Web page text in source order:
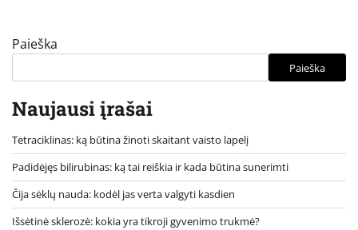
Paieška
Paieška
Naujausi įrašai
Tetraciklinas: ką būtina žinoti skaitant vaisto lapelį
Padidėjęs bilirubinas: ką tai reiškia ir kada būtina sunerimti
Čija sėklų nauda: kodėl jas verta valgyti kasdien
Išsėtinė sklerozė: kokia yra tikroji gyvenimo trukmė?